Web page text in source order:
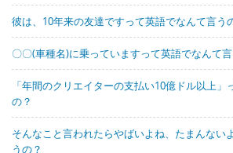
彼は、10年来の友達ですって英語でなんて言う
〇〇(車種名)に乗っていますって英語でなんて
「年間のクリエイターの支払い10億ドル以上」
の？
そんなこと言われたらやばいよね、たまんない
うの？